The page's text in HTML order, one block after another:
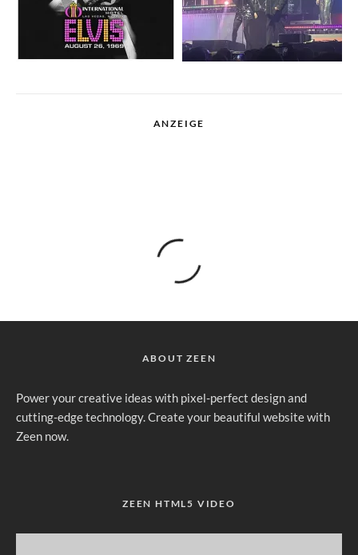
ANZEIGE
ABOUT ZEEN
Power your creative ideas with pixel-perfect design and
cutting-edge technology. Create your beautiful website with
Zeen now.
ZEEN HTML5 VIDEO